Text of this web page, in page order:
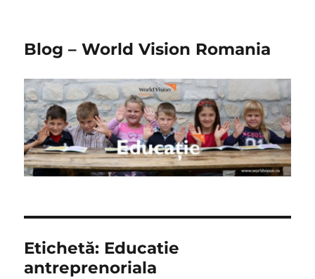
Blog – World Vision Romania
Etichetă: Educatie
antreprenoriala